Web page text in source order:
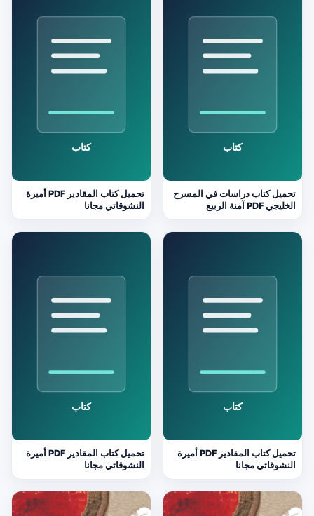
تحميل كتاب دراسات في المسرح
الخليجي PDF آمنة الربيع
تحميل كتاب المقادير PDF أميرة
النشوقاتي مجانا
تحميل كتاب المقادير PDF أميرة
النشوقاتي مجانا
تحميل كتاب المقادير PDF أميرة
النشوقاتي مجانا